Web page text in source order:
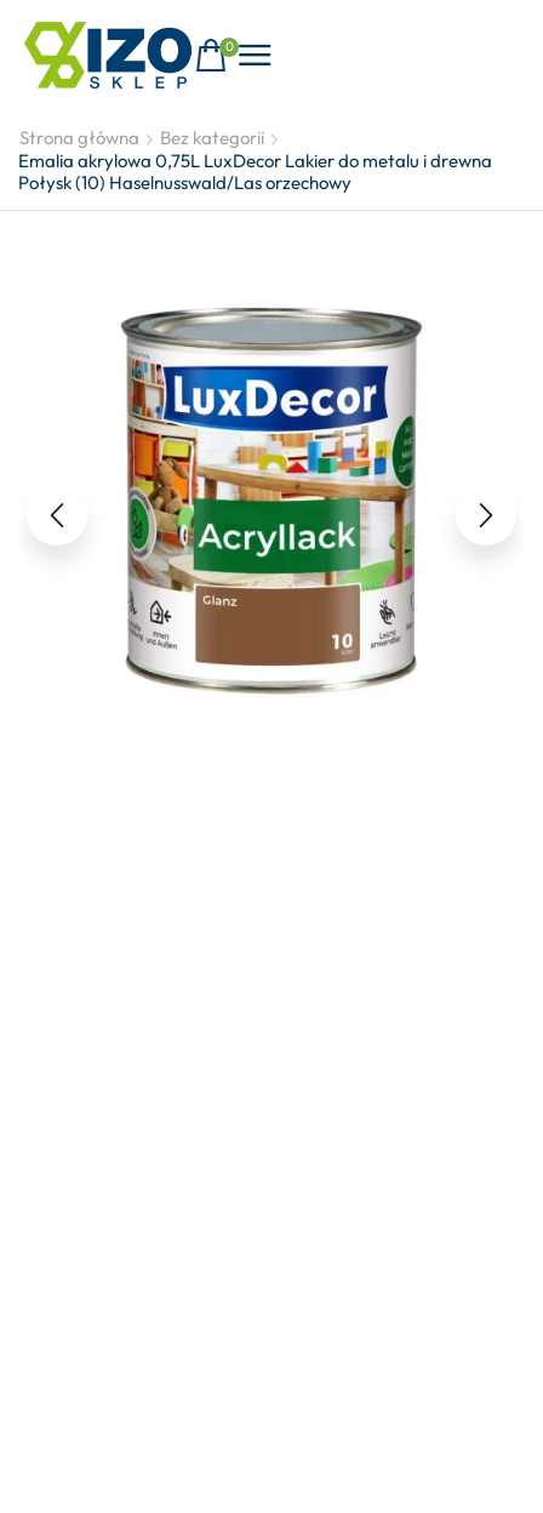
0
Strona główna
Bez kategorii
Emalia akrylowa 0,75L LuxDecor Lakier do metalu i drewna
Połysk (10) Haselnusswald/Las orzechowy